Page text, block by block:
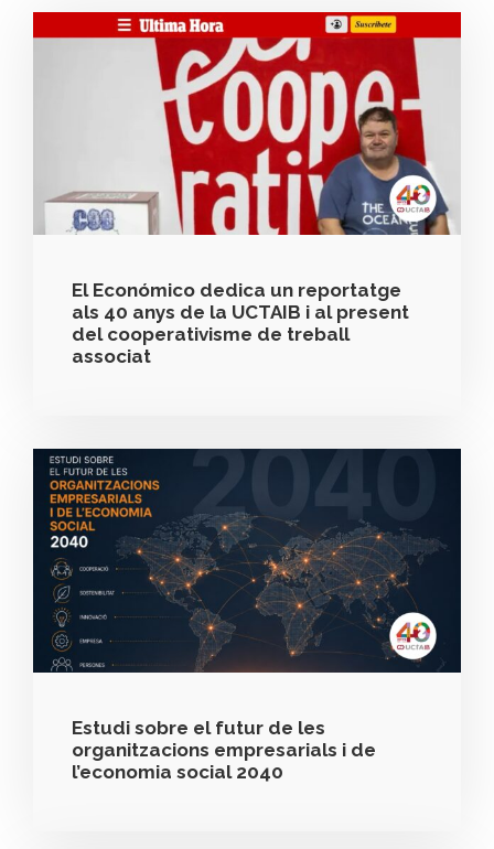
El Económico dedica un reportatge
als 40 anys de la UCTAIB i al present
del cooperativisme de treball
associat
Estudi sobre el futur de les
organitzacions empresarials i de
l’economia social 2040